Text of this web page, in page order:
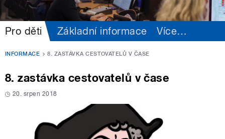
Pro děti Základní informace Více…
INFORMACE 8. ZASTÁVKA CESTOVATELŮ V ČASE
8. zastávka cestovatelů v čase
20. srpen 2018